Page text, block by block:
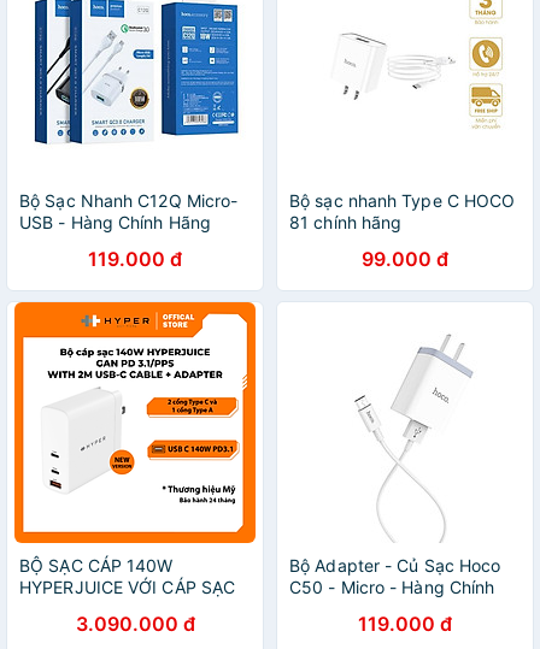
Bộ Sạc Nhanh C12Q Micro-
USB - Hàng Chính Hãng
119.000 đ
Bộ sạc nhanh Type C HOCO
81 chính hãng
99.000 đ
BỘ SẠC CÁP 140W
HYPERJUICE VỚI CÁP SẠC
CHÍNH HÃNG3.090.000 đ
Bộ Adapter - Củ Sạc Hoco
C50 - Micro - Hàng Chính
119.000 đ